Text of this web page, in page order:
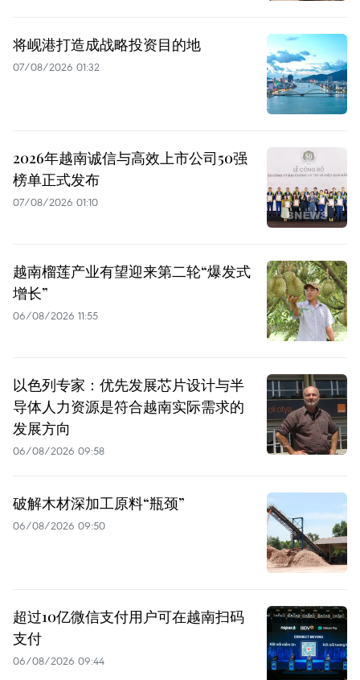
将岘港打造成战略投资目的地
07/08/2026 01:32
2026年越南诚信与高效上市公司50强
榜单正式发布
07/08/2026 01:10
越南榴莲产业有望迎来第二轮“爆发式
增长”
06/08/2026 11:55
以色列专家：优先发展芯片设计与半
导体人力资源是符合越南实际需求的
发展方向
06/08/2026 09:58
破解木材深加工原料“瓶颈”
06/08/2026 09:50
超过10亿微信支付用户可在越南扫码
支付
06/08/2026 09:44